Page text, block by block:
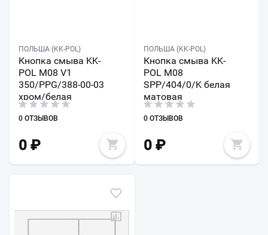
ПОЛЬША (KK-POL)
Кнопка смыва KK-
POL M08 V1
350/PPG/388-00-03
хром/белая
0 ОТЗЫВОВ
0 ₽
ПОЛЬША (KK-POL)
Кнопка смыва KK-
POL M08
SPP/404/0/K белая
матовая
0 ОТЗЫВОВ
0₽